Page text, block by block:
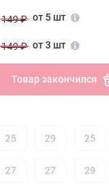
149 ₽ от 5 шт
149 ₽ от 3 шт
Товар закончился
25 29 25
27 27 29